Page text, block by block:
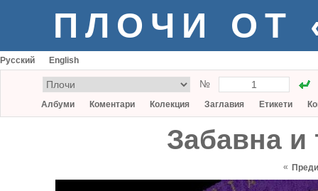
ПЛОЧИ ОТ
Русский English
№
Албуми Коментари Колекция Заглавия Етикети
Забавна и
«